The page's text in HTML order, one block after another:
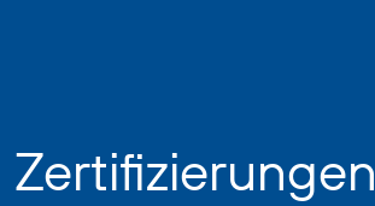
Zertifizierungen